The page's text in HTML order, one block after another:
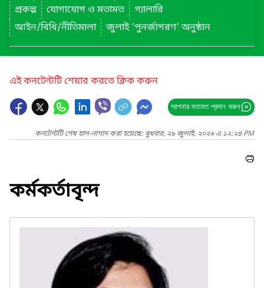
প্রকল্প
যোগাযোগ ও মতামত
গ্যালারি
আইন/বিধি/নীতিমালা
জুলাই 'পুনর্জাগরণ' অনুষ্ঠান
এই কনটেন্টটি শেয়ার করতে ক্লিক করুন
আপনার মতামত প্রদান করুন
কনটেন্টটি শেষ হাল-নাগাদ করা হয়েছে: বুধবার, ২৯ জুলাই, ২০২৬ এ ১২:২৪ PM
কর্মকর্তাবৃন্দ